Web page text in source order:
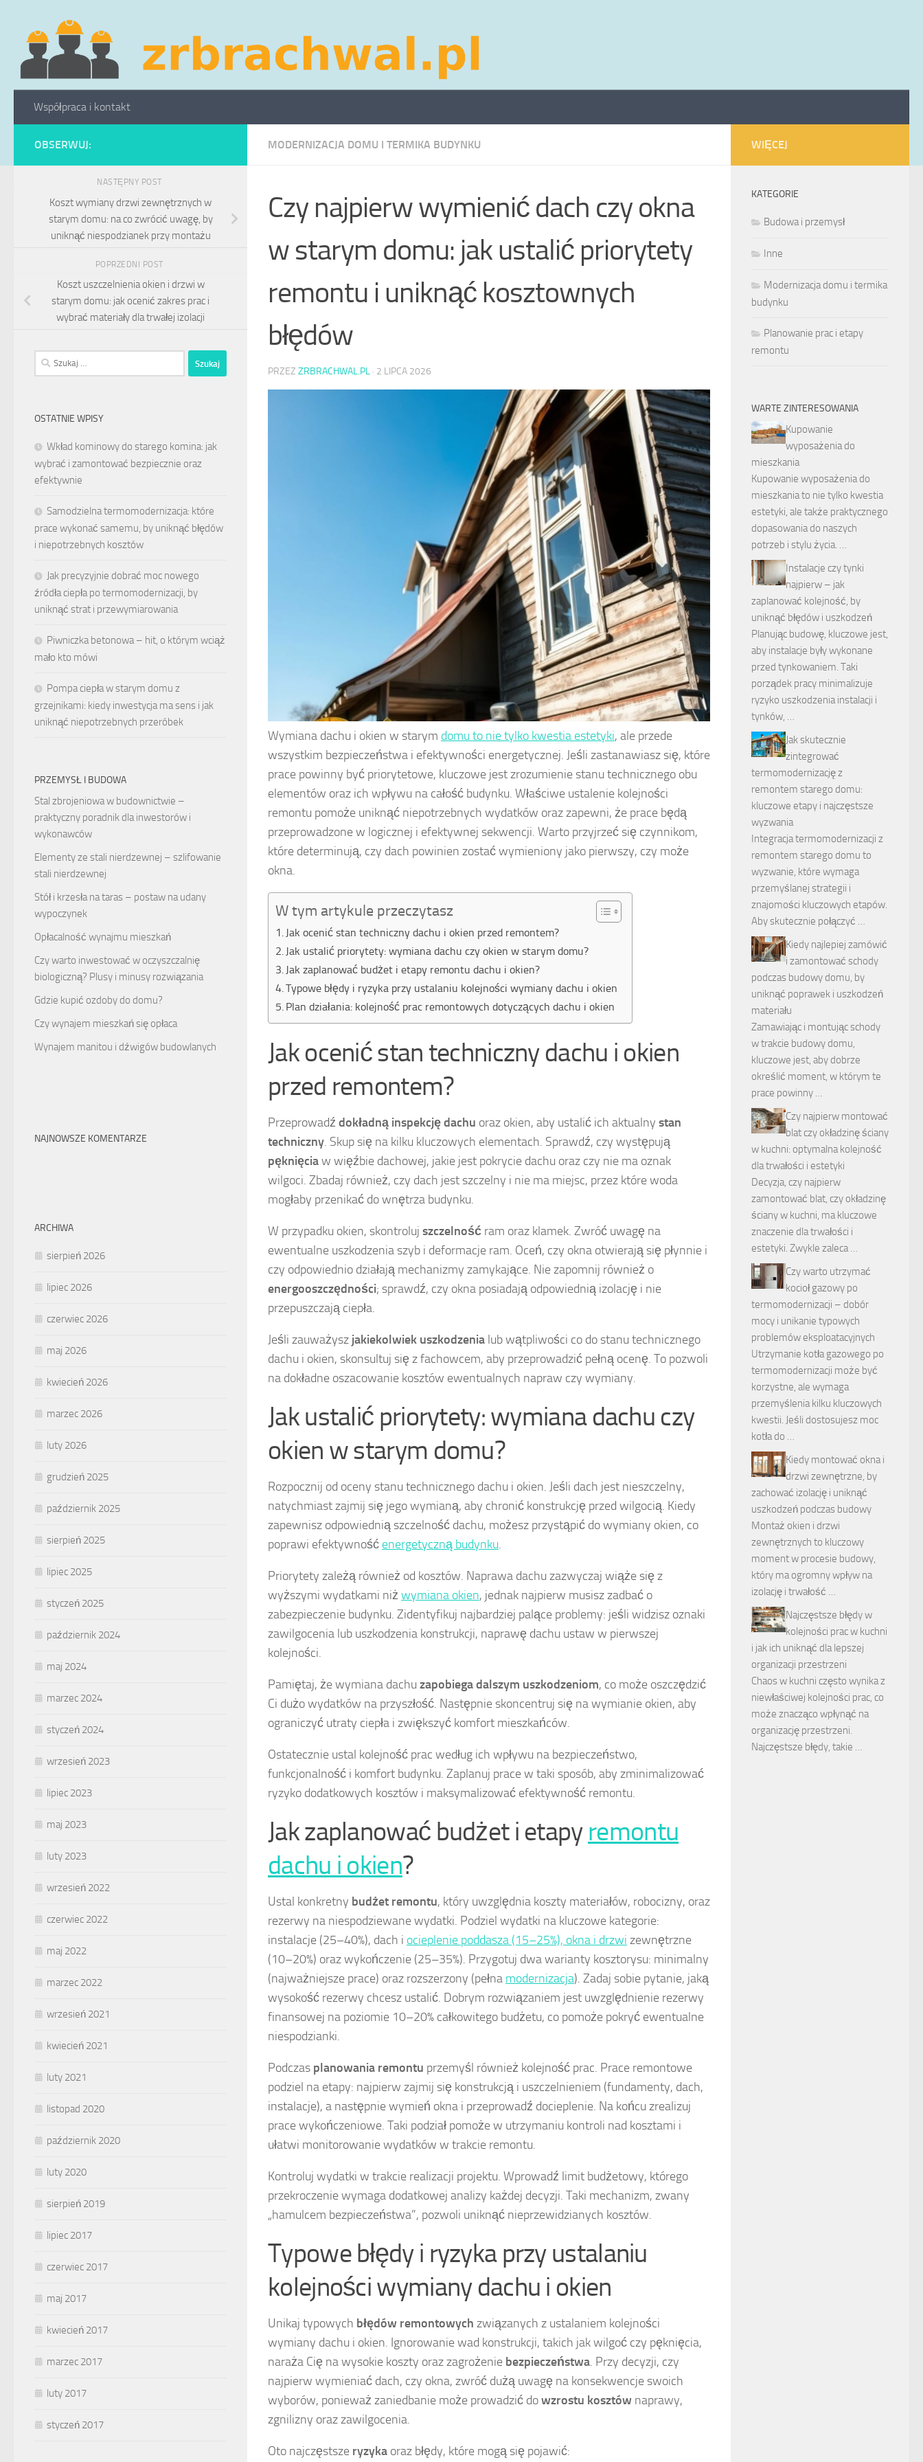
Skip to content
Współpraca i kontakt
MODERNIZACJA DOMU I TERMIKA BUDYNKU
Czy najpierw wymienić dach czy okna
w starym domu: jak ustalić priorytety
remontu i uniknąć kosztownych
błędów
PRZEZ ZRBRACHWAL.PL · 2 LIPCA 2026
Wymiana dachu i okien w starym domu to nie tylko kwestia estetyki, ale przede
wszystkim bezpieczeństwa i efektywności energetycznej. Jeśli zastanawiasz się, które
prace powinny być priorytetowe, kluczowe jest zrozumienie stanu technicznego obu
elementów oraz ich wpływu na całość budynku. Właściwe ustalenie kolejności
remontu pomoże uniknąć niepotrzebnych wydatków oraz zapewni, że prace będą
przeprowadzone w logicznej i efektywnej sekwencji. Warto przyjrzeć się czynnikom,
które determinują, czy dach powinien zostać wymieniony jako pierwszy, czy może
okna.
W tym artykule przeczytasz
Jak ocenić stan techniczny dachu i okien przed remontem?
Jak ustalić priorytety: wymiana dachu czy okien w starym domu?
Jak zaplanować budżet i etapy remontu dachu i okien?
Typowe błędy i ryzyka przy ustalaniu kolejności wymiany dachu i okien
Plan działania: kolejność prac remontowych dotyczących dachu i okien
Jak ocenić stan techniczny dachu i okien
przed remontem?
Przeprowadź dokładną inspekcję dachu oraz okien, aby ustalić ich aktualny stan
techniczny. Skup się na kilku kluczowych elementach. Sprawdź, czy występują
pęknięciaw więźbie dachowej, jakie jest pokrycie dachu oraz czy nie ma oznak
wilgoci. Zbadaj również, czy dach jest szczelny i nie ma miejsc, przez które woda
mogłaby przenikać do wnętrza budynku.
W przypadku okien, skontroluj szczelność ram oraz klamek. Zwróć uwagę na
ewentualne uszkodzenia szyb i deformacje ram. Oceń, czy okna otwierają się płynnie i
czy odpowiednio działają mechanizmy zamykające. Nie zapomnij również o
energooszczędności; sprawdź, czy okna posiadają odpowiednią izolację i nie
przepuszczają ciepła.
Jeśli zauważysz jakiekolwiek uszkodzenia lub wątpliwości co do stanu technicznego
dachu i okien, skonsultuj się z fachowcem, aby przeprowadzić pełną ocenę. To pozwoli
na dokładne oszacowanie kosztów ewentualnych napraw czy wymiany.
Jak ustalić priorytety: wymiana dachu czy
okien w starym domu?
Rozpocznij od oceny stanu technicznego dachu i okien. Jeśli dach jest nieszczelny,
natychmiast zajmij się jego wymianą, aby chronić konstrukcję przed wilgocią. Kiedy
zapewnisz odpowiednią szczelność dachu, możesz przystąpić do wymiany okien, co
poprawi efektywność energetyczną budynku.
Priorytety zależą również od kosztów. Naprawa dachu zazwyczaj wiąże się z
wyższymi wydatkami niż wymiana okien, jednak najpierw musisz zadbać o
zabezpieczenie budynku. Zidentyfikuj najbardziej palące problemy: jeśli widzisz oznaki
zawilgocenia lub uszkodzenia konstrukcji, naprawę dachu ustaw w pierwszej
kolejności.
Pamiętaj, że wymiana dachu zapobiega dalszym uszkodzeniom, co może oszczędzić
Ci dużo wydatków na przyszłość. Następnie skoncentruj się na wymianie okien, aby
ograniczyć utraty ciepła i zwiększyć komfort mieszkańców.
Ostatecznie ustal kolejność prac według ich wpływu na bezpieczeństwo,
funkcjonalność i komfort budynku. Zaplanuj prace w taki sposób, aby zminimalizować
ryzyko dodatkowych kosztów i maksymalizować efektywność remontu.
Jak zaplanować budżet i etapyremontu
dachu i okien?
Ustal konkretny budżet remontu, który uwzględnia koszty materiałów, robocizny, oraz
rezerwy na niespodziewane wydatki. Podziel wydatki na kluczowe kategorie:
instalacje (25–40%), dach i ocieplenie poddasza (15–25%), okna i drzwi zewnętrzne
(10–20%) oraz wykończenie (25–35%). Przygotuj dwa warianty kosztorysu: minimalny
(najważniejsze prace) oraz rozszerzony (pełna modernizacja). Zadaj sobie pytanie, jaką
wysokość rezerwy chcesz ustalić. Dobrym rozwiązaniem jest uwzględnienie rezerwy
finansowej na poziomie 10–20% całkowitego budżetu, co pomoże pokryć ewentualne
niespodzianki.
Podczas planowania remontu przemyśl również kolejność prac. Prace remontowe
podziel na etapy: najpierw zajmij się konstrukcją i uszczelnieniem (fundamenty, dach,
instalacje), a następnie wymień okna i przeprowadź docieplenie. Na końcu zrealizuj
prace wykończeniowe. Taki podział pomoże w utrzymaniu kontroli nad kosztami i
ułatwi monitorowanie wydatków w trakcie remontu.
Kontroluj wydatki w trakcie realizacji projektu. Wprowadź limit budżetowy, którego
przekroczenie wymaga dodatkowej analizy każdej decyzji. Taki mechanizm, zwany
„hamulcem bezpieczeństwa”, pozwoli uniknąć nieprzewidzianych kosztów.
Typowe błędy i ryzyka przy ustalaniu
kolejności wymiany dachu i okien
Unikaj typowych błędów remontowych związanych z ustalaniem kolejności
wymiany dachu i okien. Ignorowanie wad konstrukcji, takich jak wilgoć czy pęknięcia,
naraża Cię na wysokie koszty oraz zagrożenie bezpieczeństwa. Przy decyzji, czy
najpierw wymieniać dach, czy okna, zwróć dużą uwagę na konsekwencje swoich
wyborów, ponieważ zaniedbanie może prowadzić dowzrostu kosztów naprawy,
zgnilizny oraz zawilgocenia.
Oto najczęstsze ryzyka oraz błędy, które mogą się pojawić:
OBSERWUJ:
NASTĘPNY POST
Koszt wymiany drzwi zewnętrznych w
starym domu: na co zwrócić uwagę, by
uniknąć niespodzianek przy montażu
POPRZEDNI POST
Koszt uszczelnienia okien i drzwi w
starym domu: jak ocenić zakres prac i
wybrać materiały dla trwałej izolacji
Szukaj:
OSTATNIE WPISY
Wkład kominowy do starego komina: jak
wybrać i zamontować bezpiecznie oraz
efektywnie
Samodzielna termomodernizacja: które
prace wykonać samemu, by uniknąć błędów
i niepotrzebnych kosztów
Jak precyzyjnie dobrać moc nowego
źródła ciepła po termomodernizacji, by
uniknąć strat i przewymiarowania
Piwniczka betonowa – hit, o którym wciąż
mało kto mówi
Pompa ciepła w starym domu z
grzejnikami: kiedy inwestycja ma sens i jak
uniknąć niepotrzebnych przeróbek
PRZEMYSŁ I BUDOWA
Stal zbrojeniowa w budownictwie –
praktyczny poradnik dla inwestorów i
wykonawców
Elementy ze stali nierdzewnej – szlifowanie
stali nierdzewnej
Stół i krzesła na taras – postaw na udany
wypoczynek
Opłacalność wynajmu mieszkań
Czy warto inwestować w oczyszczalnię
biologiczną? Plusy i minusy rozwiązania
Gdzie kupić ozdoby do domu?
Czy wynajem mieszkań się opłaca
Wynajem manitou i dźwigów budowlanych
NAJNOWSZE KOMENTARZE
ARCHIWA
sierpień 2026
lipiec 2026
czerwiec 2026
maj 2026
kwiecień 2026
marzec 2026
luty 2026
grudzień 2025
październik 2025
sierpień 2025
lipiec 2025
styczeń 2025
październik 2024
maj 2024
marzec 2024
styczeń 2024
wrzesień 2023
lipiec 2023
maj 2023
luty 2023
wrzesień 2022
czerwiec 2022
maj 2022
marzec 2022
wrzesień 2021
kwiecień 2021
luty 2021
listopad 2020
październik 2020
luty 2020
sierpień 2019
lipiec 2017
czerwiec 2017
maj 2017
kwiecień 2017
marzec 2017
luty 2017
styczeń 2017
WIĘCEJ
KATEGORIE
Budowa i przemysł
Inne
Modernizacja domu i termika
budynku
Planowanie prac i etapy
remontu
WARTE ZINTERESOWANIA
Kupowanie
wyposażenia do
mieszkania
Kupowanie wyposażenia do
mieszkania to nie tylko kwestia
estetyki, ale także praktycznego
dopasowania do naszych
potrzeb i stylu życia. …
Instalacje czy tynki
najpierw – jak
zaplanować kolejność, by
uniknąć błędów i uszkodzeń
Planując budowę, kluczowe jest,
aby instalacje były wykonane
przed tynkowaniem. Taki
porządek pracy minimalizuje
ryzyko uszkodzenia instalacji i
tynków, …
Jak skutecznie
zintegrować
termomodernizację z
remontem starego domu:
kluczowe etapy i najczęstsze
wyzwania
Integracja termomodernizacji z
remontem starego domu to
wyzwanie, które wymaga
przemyślanej strategii i
znajomości kluczowych etapów.
Aby skutecznie połączyć …
Kiedy najlepiej zamówić
i zamontować schody
podczas budowy domu, by
uniknąć poprawek i uszkodzeń
materiału
Zamawiając i montując schody
w trakcie budowy domu,
kluczowe jest, aby dobrze
określić moment, w którym te
prace powinny …
Czy najpierw montować
blat czy okładzinę ściany
w kuchni: optymalna kolejność
dla trwałości i estetyki
Decyzja, czy najpierw
zamontować blat, czy okładzinę
ściany w kuchni, ma kluczowe
znaczenie dla trwałości i
estetyki. Zwykle zaleca …
Czy warto utrzymać
kocioł gazowy po
termomodernizacji – dobór
mocy i unikanie typowych
problemów eksploatacyjnych
Utrzymanie kotła gazowego po
termomodernizacji może być
korzystne, ale wymaga
przemyślenia kilku kluczowych
kwestii. Jeśli dostosujesz moc
kotła do …
Kiedy montować okna i
drzwi zewnętrzne, by
zachować izolację i uniknąć
uszkodzeń podczas budowy
Montaż okien i drzwi
zewnętrznych to kluczowy
moment w procesie budowy,
który ma ogromny wpływ na
izolację i trwałość …
Najczęstsze błędy w
kolejności prac w kuchni
i jak ich uniknąć dla lepszej
organizacji przestrzeni
Chaos w kuchni często wynika z
niewłaściwej kolejności prac, co
może znacząco wpłynąć na
organizację przestrzeni.
Najczęstsze błędy, takie …